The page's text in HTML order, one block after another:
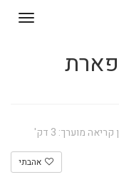
קריאה מוערך: 3 דק'
אהבתי